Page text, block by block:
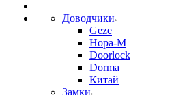
Доводчики
Geze
Нора-М
Doorlock
Dorma
Китай
Замки